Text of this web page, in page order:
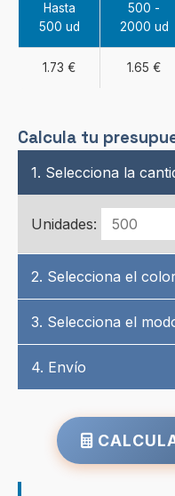
Hasta
500 ud
500 -
2000 ud
1.73 € 1.65 €
Calcula tu
1. Selecciona la
Unidades:
2. Selecciona el
3. Selecciona el
4. Envío